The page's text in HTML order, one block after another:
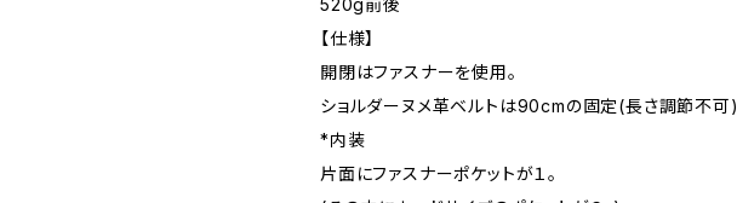
【仕様】
開閉はファスナーを使用。
ショルダーヌメ革ベルトは90cmの固定(長さ調節不可)
*内装
片面にファスナーポケットが１。